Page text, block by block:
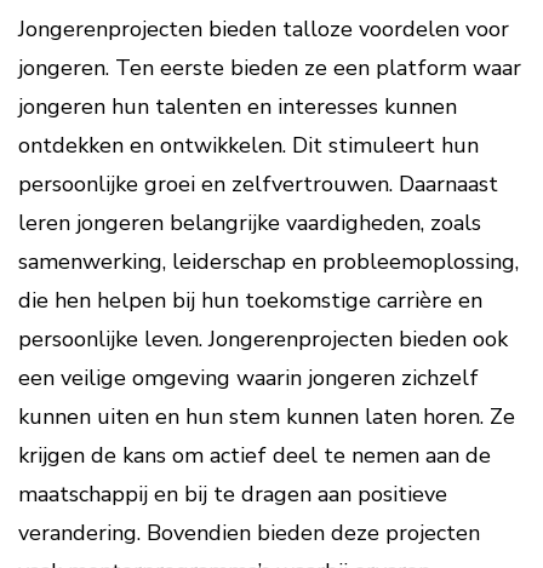
Jongerenprojecten bieden talloze voordelen voor
jongeren. Ten eerste bieden ze een platform waar
jongeren hun talenten en interesses kunnen
ontdekken en ontwikkelen. Dit stimuleert hun
persoonlijke groei en zelfvertrouwen. Daarnaast
leren jongeren belangrijke vaardigheden, zoals
samenwerking, leiderschap en probleemoplossing,
die hen helpen bij hun toekomstige carrière en
persoonlijke leven. Jongerenprojecten bieden ook
een veilige omgeving waarin jongeren zichzelf
kunnen uiten en hun stem kunnen laten horen. Ze
krijgen de kans om actief deel te nemen aan de
maatschappij en bij te dragen aan positieve
verandering. Bovendien bieden deze projecten